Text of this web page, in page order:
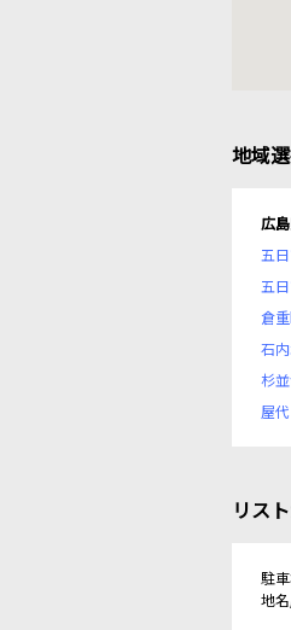
地域
広
五
五
倉
石
杉
屋代
リス
駐
地